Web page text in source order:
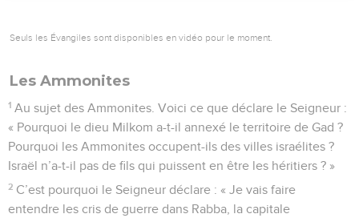
Seuls les Évangiles sont disponibles en vidéo pour le moment.
Les Ammonites
1 Au sujet des Ammonites. Voici ce que déclare le Seigneur :
« Pourquoi le dieu Milkom a-t-il annexé le territoire de Gad ?
Pourquoi les Ammonites occupent-ils des villes israélites ?
Israël n’a-t-il pas de fils qui puissent en être les héritiers ? »
2 C’est pourquoi le Seigneur déclare : « Je vais faire
entendre les cris de guerre dans Rabba, la capitale